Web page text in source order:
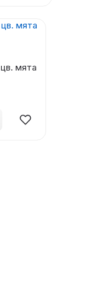
мята